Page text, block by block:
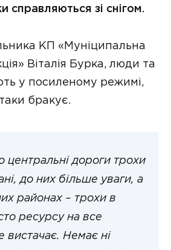
справляються зі снігом.
КП «Муніципальна
Віталія Бурка, люди та
у посиленому режимі,
бракує.
центральні дороги трохи
до них більше уваги, а
районах – трохи в
ресурсу на все
вистачає. Немає ні